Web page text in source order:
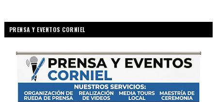
PRENSA Y EVENTOS CORNIEL